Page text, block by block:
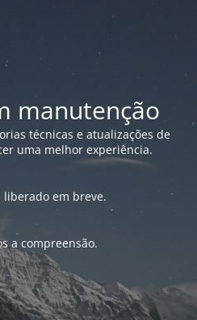
manutenção
técnicas e atualizações de
uma melhor experiência.
liberado em breve.
a compreensão.